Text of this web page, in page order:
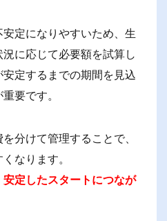
定になりやすいため、生
に応じて必要額を試算し
定するまでの期間を見込
要です。
分けて管理することで、
なります。
定したスタートにつなが